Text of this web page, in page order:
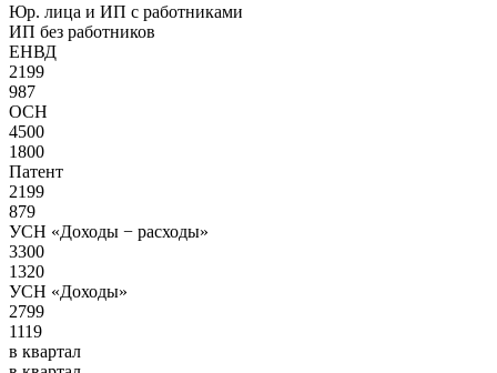
Юр. лица и ИП с работниками
ИП без работников
ЕНВД
2199
987
ОСН
4500
1800
Патент
2199
879
УСН «Доходы − расходы»
3300
1320
УСН «Доходы»
2799
1119
в квартал